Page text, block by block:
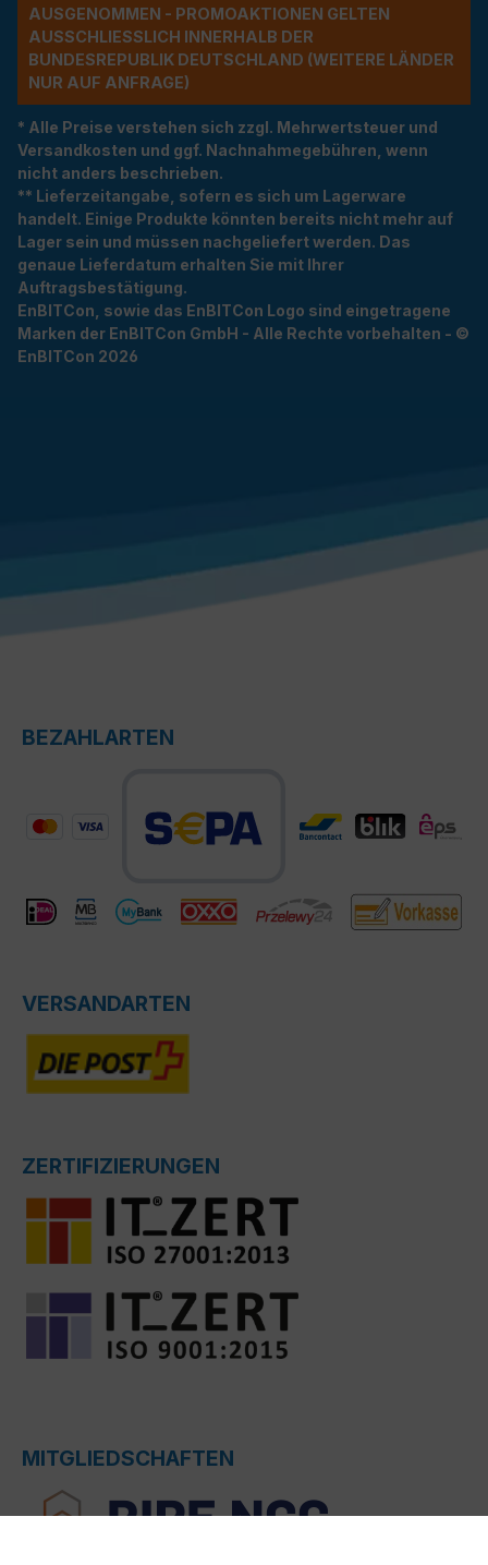
USGENOMMEN - PROMOAKTIONEN GELTEN A
USSCHLIESSLICH INNERHALB DER BU
NDESREPUBLIK DEUTSCHLAND (WEITERE LÄNDER NU
R AUF ANFRAGE)
* Alle Preise verstehen sich zzgl. Mehrwertsteuer und
Versandkosten und ggf. Nachnahmegebühren, wenn
nicht anders beschrieben.
** Lieferzeitangabe, sofern es sich um Lagerware
handelt. Einige Produkte könnten bereits nicht mehr auf
Lager sein und müssen nachgeliefert werden. Das
genaue Lieferdatum erhalten Sie mit Ihrer
Auftragsbestätigung.
EnBITCon, sowie das EnBITCon Logo sind eingetragene
Marken der EnBITCon GmbH - Alle Rechte vorbehalten - ©
EnBITCon 2026
BEZAHLARTEN
VERSANDARTEN
ZERTIFIZIERUNGEN
MITGLIEDSCHAFTEN